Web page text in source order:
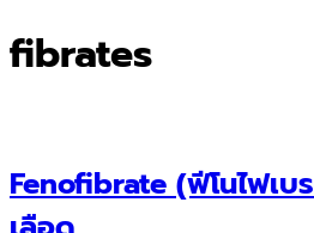
fibrates
Fenofibrate (ฟีโนไฟเบ